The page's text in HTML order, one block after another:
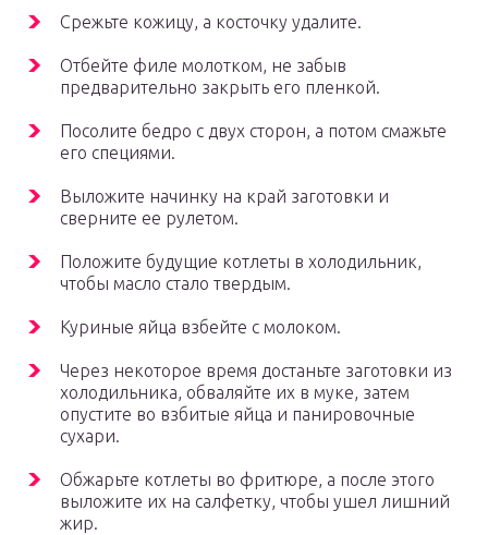
Срежьте кожицу, а косточку удалите.
Отбейте филе молотком, не забыв
предварительно закрыть его пленкой.
Посолите бедро с двух сторон, а потом смажьте
его специями.
Выложите начинку на край заготовки и
сверните ее рулетом.
Положите будущие котлеты в холодильник,
чтобы масло стало твердым.
Куриные яйца взбейте с молоком.
Через некоторое время достаньте заготовки из
холодильника, обваляйте их в муке, затем
опустите во взбитые яйца и панировочные
сухари.
Обжарьте котлеты во фритюре, а после этого
выложите их на салфетку, чтобы ушел лишний
жир.